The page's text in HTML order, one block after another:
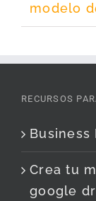
modelo
RECURSOS
Business
Crea tu
google